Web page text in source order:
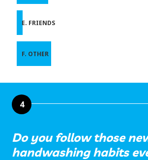
E. FRIENDS
F. OTHER
4
Do you follow those
handwashing habits